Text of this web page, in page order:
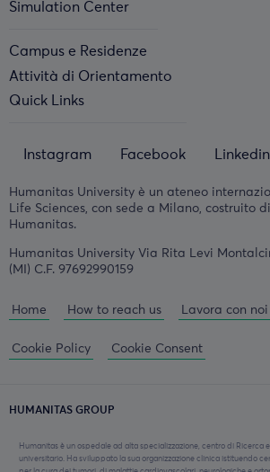
Humanitas University è un ateneo
Life Sciences, con sede a Milano, costruito
Humanitas.
Humanitas University Via Rita Levi
(MI) C.F. 97692990159
Home How to reach us Lavora con noi
Cookie Policy Cookie Consent
Simulation Center
Campus e Residenze
Attività di Orientamento
Quick Links
Instagram Facebook Linkedin
HUMANITAS GROUP
Humanitas è un ospedale ad alta specializzazione, centro di Ricerca
universitario. Ha sviluppato la sua organizzazione clinica istituendo